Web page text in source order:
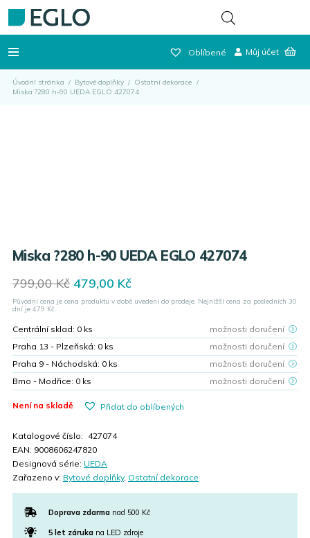
Oblíbené Můj účet
Úvodní stránka / Bytové doplňky / Ostatní dekorace /
Miska ?280 h-90 UEDA EGLO 427074
Miska ?280 h-90 UEDA EGLO 427074
799,00Kč Original
price
was:
799,00 Kč.
479,00 KčCurrent
price
Původní cena je cena produktu v době uvedení do prodeje. Nejnižší cena za posledních 30
dní je 479 Kč.
Centrální sklad: 0 ks
možnosti doručení
Praha 13 - Plzeňská: 0 ks
možnosti doručení
Praha 9 - Náchodská: 0 ks
možnosti doručení
Brno - Modřice: 0 ks možnosti doručení
Není na skladě Přidat do oblíbených
Katalogové číslo: 427074
EAN: 9008606247820
Designová série: UEDA
Zařazeno v: Bytové doplňky, Ostatní dekorace
Doprava zdarma nad 500 Kč
5 let zárukana LED zdroje